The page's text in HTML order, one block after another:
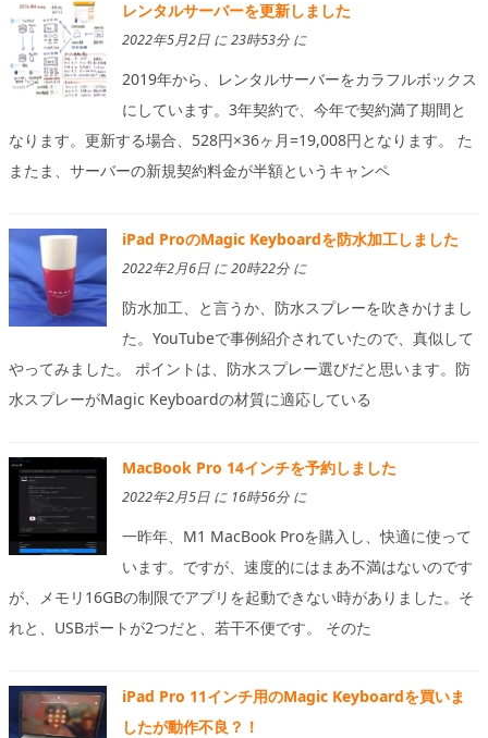
レンタルサーバーを更新しました
2022年5月2日 に 23時53分 に
2019年から、レンタルサーバーをカラフルボックス
にしています。3年契約で、今年で契約満了期間と
なります。更新する場合、528円×36ヶ月=19,008円となります。 た
またま、サーバーの新規契約料金が半額というキャンペ
iPad ProのMagic Keyboardを防水加工しました
2022年2月6日 に 20時22分 に
防水加工、と言うか、防水スプレーを吹きかけまし
た。YouTubeで事例紹介されていたので、真似して
やってみました。 ポイントは、防水スプレー選びだと思います。防
水スプレーがMagic Keyboardの材質に適応している
MacBook Pro 14インチを予約しました
2022年2月5日 に 16時56分 に
一昨年、M1 MacBook Proを購入し、快適に使って
います。ですが、速度的にはまあ不満はないのです
が、メモリ16GBの制限でアプリを起動できない時がありました。そ
れと、USBポートが2つだと、若干不便です。 そのた
iPad Pro 11インチ用のMagic Keyboardを買いま
したが動作不良？！